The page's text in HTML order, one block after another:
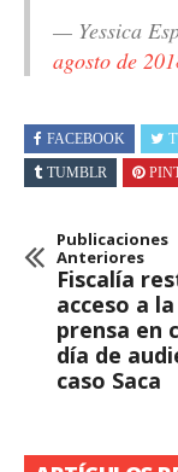
— Yessica
agosto de
FACEBOOK
TUMBLR
Publicaciones
Anteriores
Fiscalía
acceso a la
prensa en
día de
caso Saca